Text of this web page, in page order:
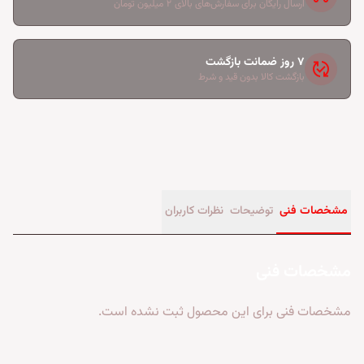
ارسال رایگان برای سفارش‌های بالای ۲ میلیون تومان
published_with_changes ۷ روز ضمانت بازگشت
بازگشت کالا بدون قید و شرط
مشخصات فنی توضیحات نظرات کاربران
مشخصات فنی برای این محصول ثبت نشده است.